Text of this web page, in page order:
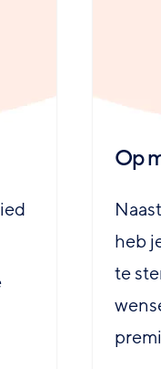
Op
heb
te